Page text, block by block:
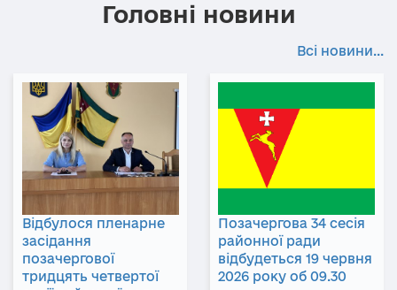
Головні новини
Всі новини...
Відбулося пленарне
засідання
позачергової
тридцять четвертої
Позачергова 34 сесія
районної ради
відбудеться 19 червня
2026 року об 09.30